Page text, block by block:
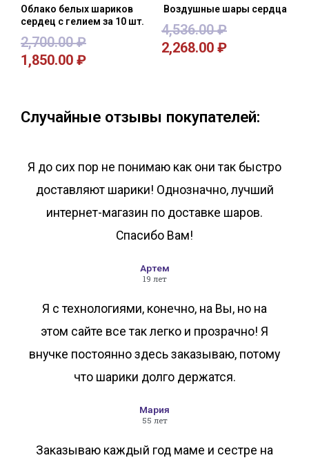
Облако белых шариков
сердец с гелием за 10 шт.
2,700.00₽
1,850.00 ₽
Воздушные шары сердца
4,536.00₽
2,268.00 ₽
Случайные отзывы покупателей:
Я до сих пор не понимаю как они так быстро
доставляют шарики! Однозначно, лучший
интернет-магазин по доставке шаров.
Спасибо Вам!
Артем
19 лет
Я с технологиями, конечно, на Вы, но на
этом сайте все так легко и прозрачно! Я
внучке постоянно здесь заказываю, потому
что шарики долго держатся.
Мария
55 лет
Заказываю каждый год маме и сестре на